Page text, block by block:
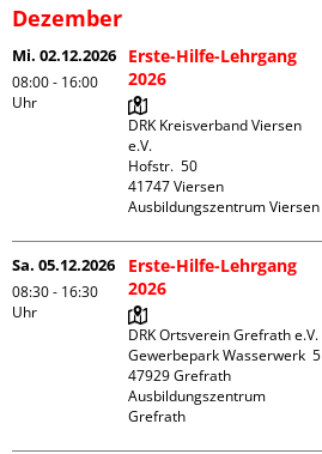
Dezember
Mi. 02.12.2026
08:00 - 16:00
Uhr
Erste-Hilfe-Lehrgang
2026
DRK Kreisverband Viersen
e.V.
Hofstr.  50
41747 Viersen
Ausbildungszentrum Viersen
Sa. 05.12.2026
08:30 - 16:30
Uhr
Erste-Hilfe-Lehrgang
2026
DRK Ortsverein Grefrath e.V.
Gewerbepark Wasserwerk  5
47929 Grefrath
Ausbildungszentrum
Grefrath